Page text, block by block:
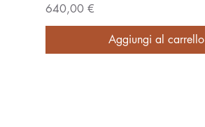
Prezzo
640,00 €
Aggiungi al carrello